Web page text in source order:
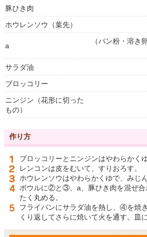
豚ひき肉
ホウレンソウ（葉先）
a
（パン粉・溶き
サラダ油
ブロッコリー
ニンジン（花形に切った
もの）
作り方
ブロッコリーとニンジンはやわらかく
レンコンは皮をむいて、すりおろす。
ホウレンソウはやわらかくゆで、みじ
ボウルに②と③、a、豚ひき肉を混ぜ合
たく丸める。
フライパンにサラダ油を熱し、④を焼
くり返してさらに焼いて火を通す。皿